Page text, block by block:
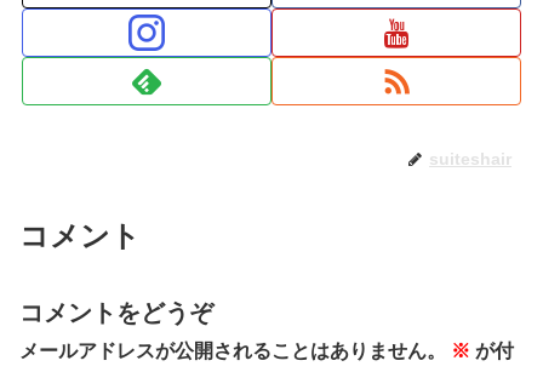
suiteshair
コメント
コメントをどうぞ
メールアドレスが公開されることはありません。 ※ が付